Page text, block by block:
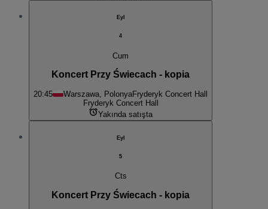
Eyl
4
Cum
Koncert Przy Świecach - kopia
20:45 Warszawa, PolonyaFryderyk Concert Hall
Fryderyk Concert Hall
Yakında satışta
Eyl
5
Cts
Koncert Przy Świecach - kopia